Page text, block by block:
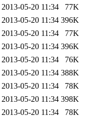
2013-05-20 11:34
77K
2013-05-20 11:34 396K
2013-05-20 11:34
77K
2013-05-20 11:34 396K
2013-05-20 11:34
76K
2013-05-20 11:34 388K
2013-05-20 11:34
78K
2013-05-20 11:34 398K
2013-05-20 11:34
78K